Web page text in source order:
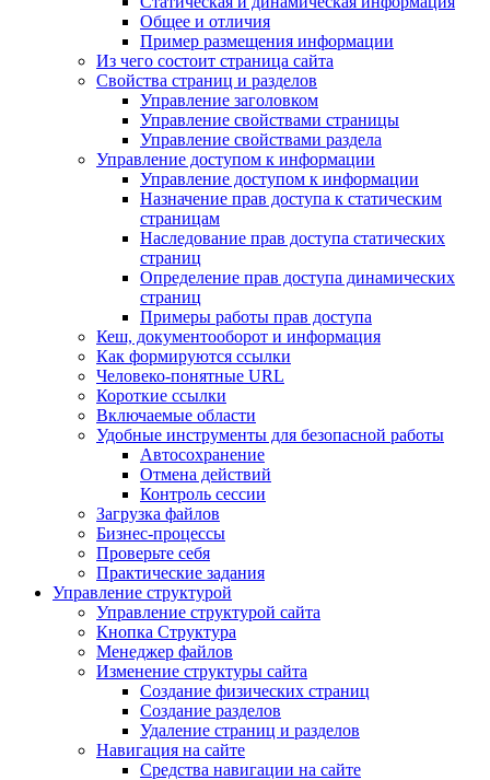
Общее и отличия
Пример размещения информации
Из чего состоит страница сайта
Свойства страниц и разделов
Управление заголовком
Управление свойствами страницы
Управление свойствами раздела
Управление доступом к информации
Управление доступом к информации
Назначение прав доступа к статическим
страницам
Наследование прав доступа статических
страниц
Определение прав доступа динамических
страниц
Примеры работы прав доступа
Кеш, документооборот и информация
Как формируются ссылки
Человеко-понятные URL
Короткие ссылки
Включаемые области
Удобные инструменты для безопасной работы
Автосохранение
Отмена действий
Контроль сессии
Загрузка файлов
Бизнес-процессы
Проверьте себя
Практические задания
Управление структурой
Управление структурой сайта
Кнопка Структура
Менеджер файлов
Изменение структуры сайта
Создание физических страниц
Создание разделов
Удаление страниц и разделов
Навигация на сайте
Средства навигации на сайте